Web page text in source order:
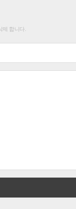
제 합니다.